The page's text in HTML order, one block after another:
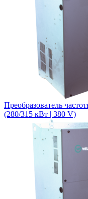
Преобразователь
(280/315 кВт | 380 V)